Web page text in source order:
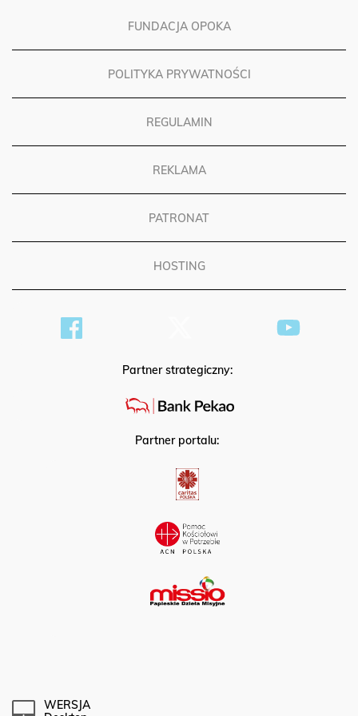
FUNDACJA OPOKA
POLITYKA PRYWATNOŚCI
REGULAMIN
REKLAMA
PATRONAT
HOSTING
Partner strategiczny:
Partner portalu:
WERSJA